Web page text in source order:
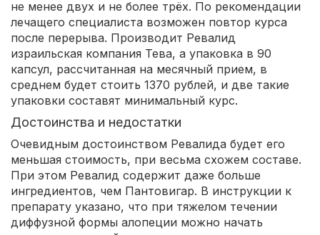
не менее двух и не более трёх. По рекомендации
лечащего специалиста возможен повтор курса
после перерыва. Производит Ревалид
израильская компания Тева, а упаковка в 90
капсул, рассчитанная на месячный прием, в
среднем будет стоить 1370 рублей, и две такие
упаковки составят минимальный курс.
Достоинства и недостатки
Очевидным достоинством Ревалида будет его
меньшая стоимость, при весьма схожем составе.
При этом Ревалид содержит даже больше
ингредиентов, чем Пантовигар. В инструкции к
препарату указано, что при тяжелом течении
диффузной формы алопеции можно начать